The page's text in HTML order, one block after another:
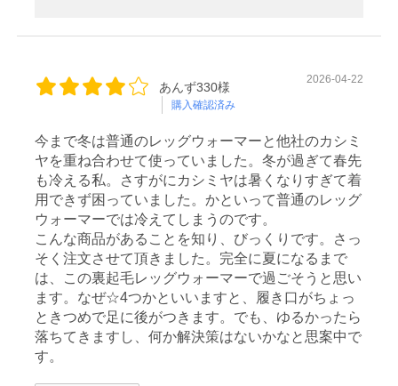
あんず330様
購入確認済み
2026-04-22
今まで冬は普通のレッグウォーマーと他社のカシミ
ヤを重ね合わせて使っていました。冬が過ぎて春先
も冷える私。さすがにカシミヤは暑くなりすぎて着
用できず困っていました。かといって普通のレッグ
ウォーマーでは冷えてしまうのです。
こんな商品があることを知り、びっくりです。さっ
そく注文させて頂きました。完全に夏になるまで
は、この裏起毛レッグウォーマーで過ごそうと思い
ます。なぜ☆4つかといいますと、履き口がちょっ
ときつめで足に後がつきます。でも、ゆるかったら
落ちてきますし、何か解決策はないかなと思案中で
す。